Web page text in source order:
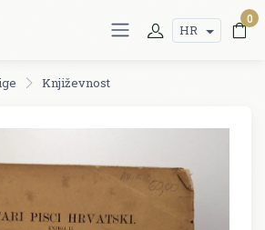
HR
0
Književnost